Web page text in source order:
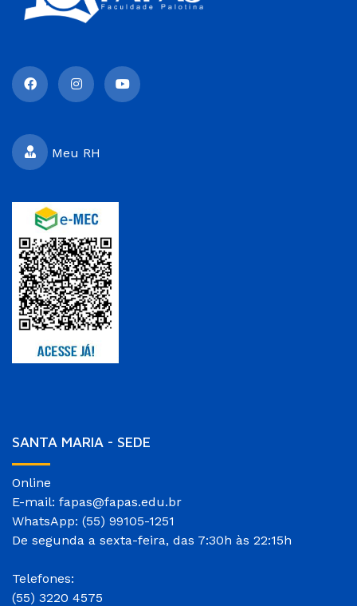
Meu RH
SANTA MARIA - SEDE
Online
E-mail: fapas@fapas.edu.br
WhatsApp: (55) 99105-1251
De segunda a sexta-feira, das 7:30h às 22:15h
Telefones:
(55) 3220 4575